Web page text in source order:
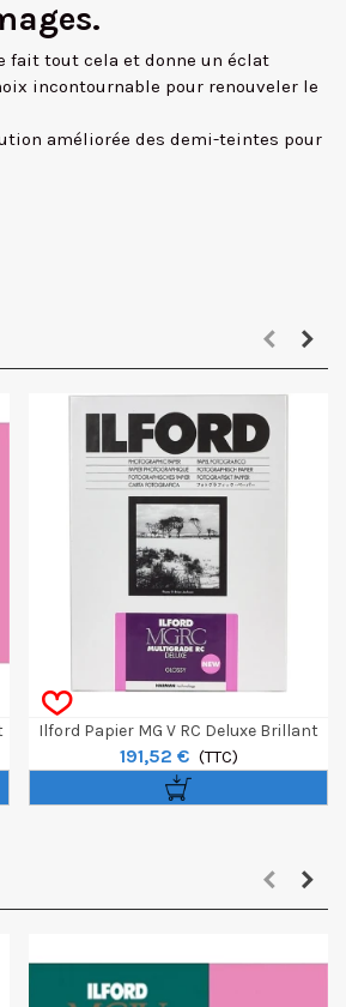
fait tout cela et donne un éclat
incontournable pour renouveler le
améliorée des demi-teintes pour
Ilford Papier MG V RC Deluxe Brillant
30,5 X 40,6 Cm 50 Feuilles
191,52 € (TTC)